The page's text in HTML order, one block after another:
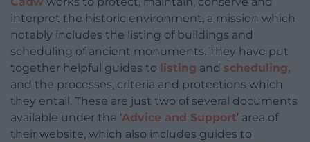
interpret the historic environment, a mission which
notably includes the listing of buildings and
scheduling of ancient monuments. They have put
together helpful guides to listing and scheduling,
and the processes, criteria and protections which
they entail. These are just two of several documents
available under the ‘Advice and Support’ area of
their website, which also includes guides to